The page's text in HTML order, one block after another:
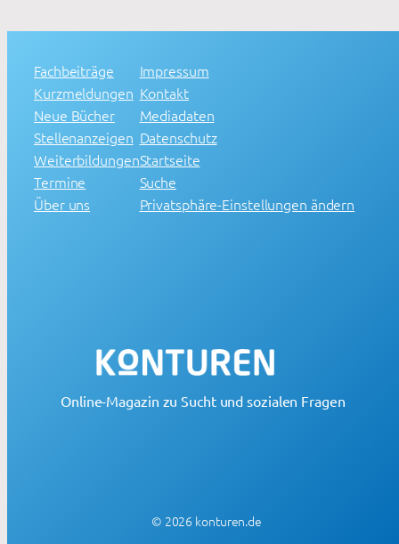
Fachbeiträge
Kurzmeldungen
Neue Bücher
Stellenanzeigen
Weiterbildungen
Termine
Über uns
Impressum
Kontakt
Mediadaten
Datenschutz
Startseite
Suche
Privatsphäre-Einstellungen ändern
Online-Magazin zu Sucht und sozialen Fragen
© 2026 konturen.de